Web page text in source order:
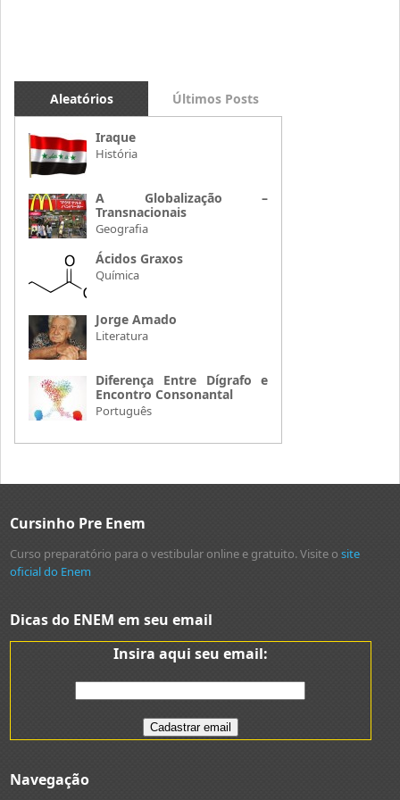
Aleatórios Últimos Posts
Iraque
História
A Globalização –
Transnacionais
Geografia
Ácidos Graxos
Química
Jorge Amado
Literatura
Diferença Entre Dígrafo e
Encontro Consonantal
Português
Cursinho Pre Enem
Curso preparatório para o vestibular online e gratuito. Visite osite
oficial do Enem
Dicas do ENEM em seu email
Insira aqui seu email:
Navegação